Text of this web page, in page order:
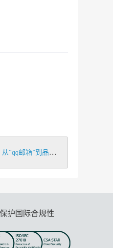
品牌化通信的蜕变》
护国际合规性